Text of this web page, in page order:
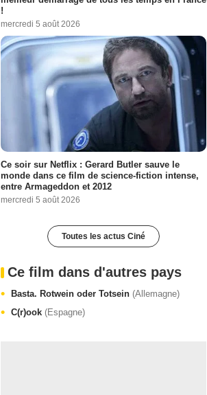
!
mercredi 5 août 2026
Ce soir sur Netflix : Gerard Butler sauve le
monde dans ce film de science-fiction intense,
entre Armageddon et 2012
mercredi 5 août 2026
Toutes les actus Ciné
Ce film dans d'autres pays
Basta. Rotwein oder Totsein (Allemagne)
C(r)ook (Espagne)